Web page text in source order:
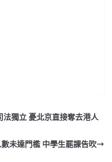
獨立 憂北京直接奪去港人
未達門檻 中學生罷課告吹